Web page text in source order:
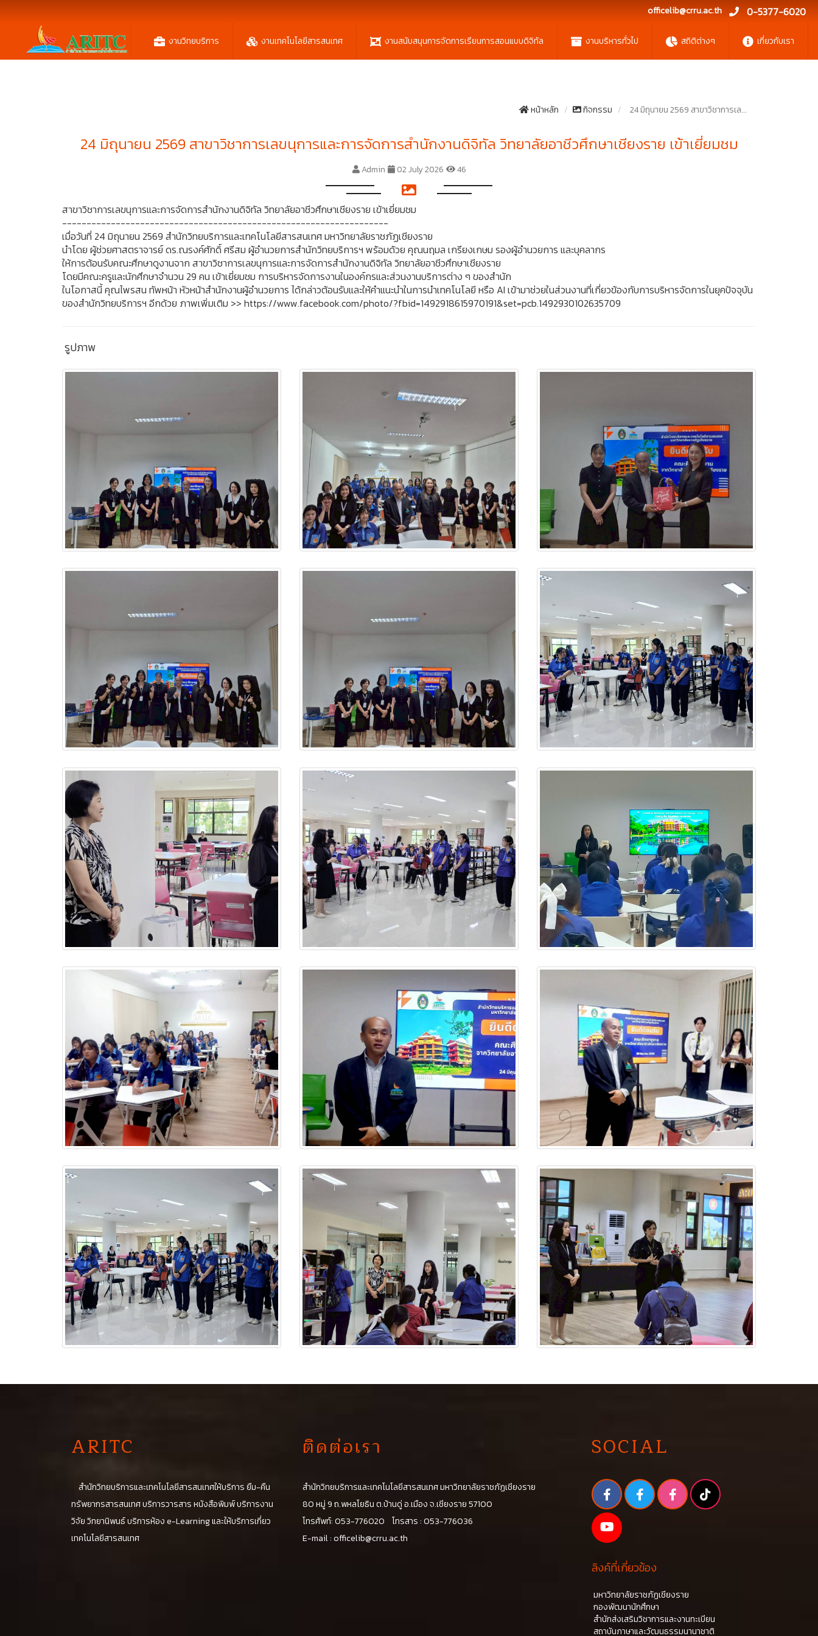
officelib@crru.ac.th 0-5377-6020
งานวิทยบริการ งานเทคโนโลยีสารสนเทศ งานสนับสนุนการจัดการเรียนการสอนแบบดิจิทัล งานบริหารทั่วไป สถิติต่างๆ เกี่ยวกับเรา
หน้าหลัก กิจกรรม 24 มิถุนายน 2569 สาขาวิชาการเล...
24 มิถุนายน 2569 สาขาวิชาการเลขนุการและการจัดการสำนักงานดิจิทัล วิทยาลัยอาชีวศึกษาเชียงราย เข้าเยี่ยมชม
Admin 02 July 2026 46
สาขาวิชาการเลขนุการและการจัดการสำนักงานดิจิทัล วิทยาลัยอาชีวศึกษาเชียงราย เข้าเยี่ยมชม
-------------------------------------------------------------------
เมื่อวันที่ 24 มิถุนายน 2569 สำนักวิทยบริการและเทคโนโลยีสารสนเทศ มหาวิทยาลัยราชภัฏเชียงราย
นำโดย ผู้ช่วยศาสตราจารย์ ดร.ณรงค์ศักดิ์ ศรีสม ผู้อำนวยการสำนักวิทยบริการฯ พร้อมด้วย คุณนฤมล เกรียงเกษม รองผู้อำนวยการ และบุคลากร
ให้การต้อนรับคณะศึกษาดูงานจาก สาขาวิชาการเลขนุการและการจัดการสำนักงานดิจิทัล วิทยาลัยอาชีวศึกษาเชียงราย
โดยมีคณะครูและนักศึกษาจำนวน 29 คน เข้าเยี่ยมชม การบริหารจัดการงานในองค์กรและส่วนงานบริการต่าง ๆ ของสำนัก
ในโอกาสนี้ คุณไพรสน ทัพหน้า หัวหน้าสำนักงานผู้อำนวยการ ได้กล่าวต้อนรับและให้คำแนะนำในการนำเทคโนโลยี หรือ AI เข้ามาช่วยในส่วนงานที่เกี่ยวข้องกับการบริหารจัดการในยุคปัจจุบัน
ของสำนักวิทยบริการฯ อีกด้วย ภาพเพิ่มเติม >> https://www.facebook.com/photo/?fbid=1492918615970191&set=pcb.1492930102635709
รูปภาพ
ARITC
สำนักวิทยบริการและเทคโนโลยีสารสนเทศให้บริการ ยืม-คืน
ทรัพยากรสารสนเทศ บริการวารสาร หนังสือพิมพ์ บริการงาน
วิจัย วิทยานิพนธ์ บริการห้อง e-Learning และให้บริการเกี่ยว
เทคโนโลยีสารสนเทศ
ติดต่อเรา
สำนักวิทยบริการและเทคโนโลยีสารสนเทศ มหาวิทยาลัยราชภัฏเชียงราย
80 หมู่ 9 ถ.พหลโยธิน ต.บ้านดู่ อ.เมือง จ.เชียงราย 57100
โทรศัพท์: 053-776020 โทรสาร : 053-776036
E-mail :officelib@crru.ac.th
SOCIAL
ลิงค์ที่เกี่ยวข้อง
มหาวิทยาลัยราชภัฏเชียงราย
กองพัฒนานักศึกษา
สำนักส่งเสริมวิชาการและงานทะเบียน
สถาบันภาษาและวัฒนธรรมนานาชาติ